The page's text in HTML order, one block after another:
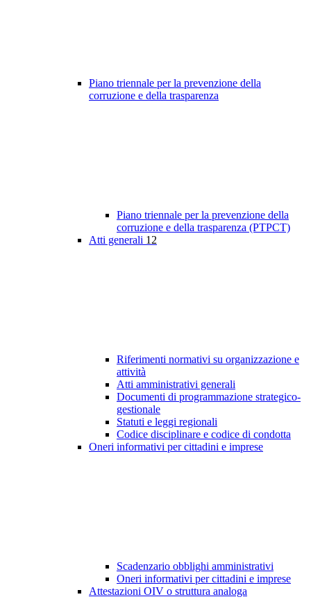
Piano triennale per la prevenzione della
corruzione e della trasparenza
Piano triennale per la prevenzione della
corruzione e della trasparenza (PTPCT)
Atti generali 12
Riferimenti normativi su organizzazione e
attività
Atti amministrativi generali
Documenti di programmazione strategico-
gestionale
Statuti e leggi regionali
Codice disciplinare e codice di condotta
Oneri informativi per cittadini e imprese
Scadenzario obblighi amministrativi
Oneri informativi per cittadini e imprese
Attestazioni OIV o struttura analoga